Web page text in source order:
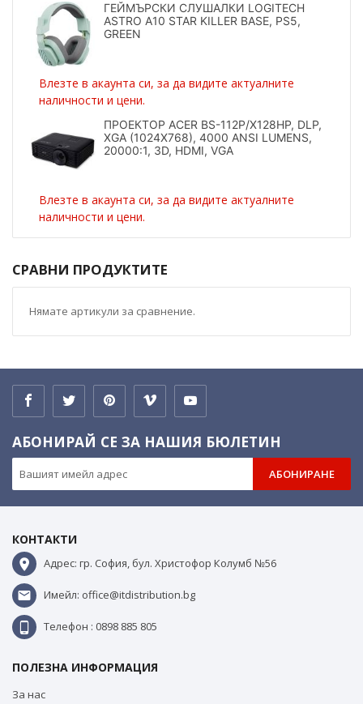
ГЕЙМЪРСКИ СЛУШАЛКИ LOGITECH
ASTRO A10 STAR KILLER BASE, PS5,
GREEN
Влезте в акаунта си, за да видите актуалните
наличности и цени.
ПРОЕКТОР ACER BS-112P/X128HP, DLP,
XGA (1024X768), 4000 ANSI LUMENS,
20000:1, 3D, HDMI, VGA
Влезте в акаунта си, за да видите актуалните
наличности и цени.
СРАВНИ ПРОДУКТИТЕ
Нямате артикули за сравнение.
АБОНИРАЙ СЕ ЗА НАШИЯ БЮЛЕТИН
АБОНИРАНЕ
КОНТАКТИ
Адрес: гр. София, бул. Христофор Колумб №56
Имейл: office@itdistribution.bg
Телефон : 0898 885 805
ПОЛЕЗНА ИНФОРМАЦИЯ
За нас